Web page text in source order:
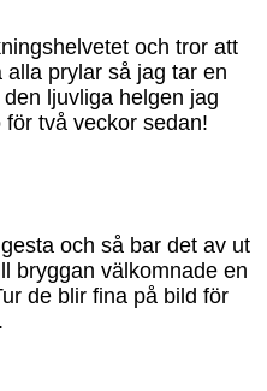
och tror att
prylar så jag tar en
ljuvliga helgen jag
för två veckor sedan!
och så bar det av ut
bryggan välkomnade en
de blir fina på bild för